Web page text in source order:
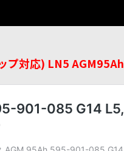
プ対応) LN5 AGM95Ah